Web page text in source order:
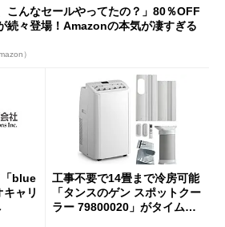
こんなセールやってたの？」80％OFF
続々登場！Amazonの本気が凄すぎる
）
「blue
ャリ
工事不要で14畳まで冷房可能
「タンスのゲン スポットクー
ラー 79800020」がタイムセ